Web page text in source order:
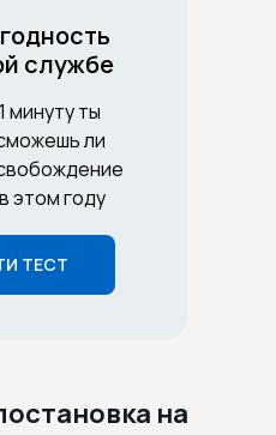
ТЕСТ
службе
минуту ты
ли
этом году
на